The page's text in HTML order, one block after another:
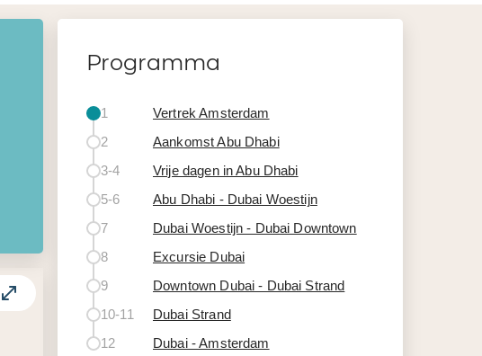
Programma
1
Vertrek Amsterdam
2
Aankomst Abu Dhabi
3-4
Vrije dagen in Abu Dhabi
5-6
Abu Dhabi - Dubai Woestijn
7
Dubai Woestijn - Dubai Downtown
8
Excursie Dubai
9
Downtown Dubai - Dubai Strand
10-11
Dubai Strand
12
Dubai - Amsterdam